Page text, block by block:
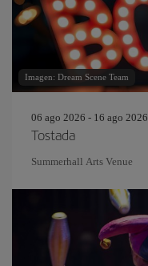
Imagen: Dream Scene Team
06 ago 2026 - 16 ago 2026
Tostada
Summerhall Arts Venue